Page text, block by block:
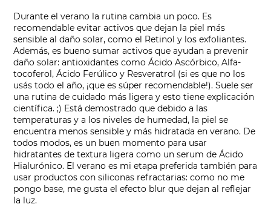
Durante el verano la rutina cambia un poco. Es
recomendable evitar activos que dejan la piel más
sensible al daño solar, como el Retinol y los exfoliantes.
Además, es bueno sumar activos que ayudan a prevenir
daño solar: antioxidantes como Ácido Ascórbico, Alfa-
tocoferol, Ácido Ferúlico y Resveratrol (si es que no los
usás todo el año, ¡que es súper recomendable!). Suele ser
una rutina de cuidado más ligera y esto tiene explicación
científica. ;) Está demostrado que debido a las
temperaturas y a los niveles de humedad, la piel se
encuentra menos sensible y más hidratada en verano. De
todos modos, es un buen momento para usar
hidratantes de textura ligera como un serum de Ácido
Hialurónico. El verano es mi etapa preferida también para
usar productos con siliconas refractarias: como no me
pongo base, me gusta el efecto blur que dejan al reflejar
la luz.